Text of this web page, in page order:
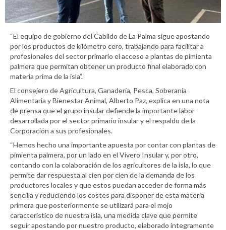
“El equipo de gobierno del Cabildo de La Palma sigue apostando
por los productos de kilómetro cero, trabajando para facilitar a
profesionales del sector primario el acceso a plantas de pimienta
palmera que permitan obtener un producto final elaborado con
materia prima de la isla”.
El consejero de Agricultura, Ganadería, Pesca, Soberanía
Alimentaria y Bienestar Animal, Alberto Paz, explica en una nota
de prensa que el grupo insular defiende la importante labor
desarrollada por el sector primario insular y el respaldo de la
Corporación a sus profesionales.
“Hemos hecho una importante apuesta por contar con plantas de
pimienta palmera, por un lado en el Vivero Insular y, por otro,
contando con la colaboración de los agricultores de la isla, lo que
permite dar respuesta al cien por cien de la demanda de los
productores locales y que estos puedan acceder de forma más
sencilla y reduciendo los costes para disponer de esta materia
primera que posteriormente se utilizará para el mojo
característico de nuestra isla, una medida clave que permite
seguir apostando por nuestro producto, elaborado íntegramente